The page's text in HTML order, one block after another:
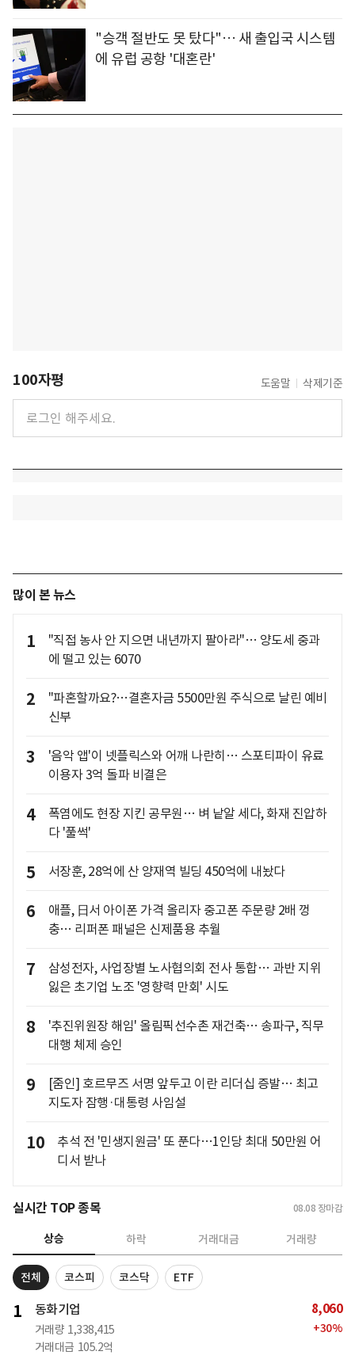
"승객 절반도 못 탔다"… 새 출입국 시스템
에 유럽 공항 '대혼란'
100자평 도움말 삭제기준
많이 본 뉴스
1
"직접 농사 안 지으면 내년까지 팔아라"… 양도세 중과
에 떨고 있는 6070
2
"파혼할까요?…결혼자금 5500만원 주식으로 날린 예비
신부
3
'음악 앱'이 넷플릭스와 어깨 나란히… 스포티파이 유료
이용자 3억 돌파 비결은
4
폭염에도 현장 지킨 공무원… 벼 낱알 세다, 화재 진압하
다 '풀썩'
5 서장훈, 28억에 산 양재역 빌딩 450억에 내놨다
6
애플, 日서 아이폰 가격 올리자 중고폰 주문량 2배 껑
충… 리퍼폰 패널은 신제품용 추월
7
삼성전자, 사업장별 노사협의회 전사 통합… 과반 지위
잃은 초기업 노조 '영향력 만회' 시도
8
'추진위원장 해임' 올림픽선수촌 재건축… 송파구, 직무
대행 체제 승인
9
[줌인] 호르무즈 서명 앞두고 이란 리더십 증발… 최고
지도자 잠행·대통령 사임설
10
추석 전 '민생지원금' 또 푼다…1인당 최대 50만원 어
디서 받나
실시간 TOP 종목 08.08 장마감
상승 하락 거래대금 거래량
전체 코스피 코스닥 ETF
1 동화기업
거래량 1,338,415
거래대금 105.2억
8,060
+30%